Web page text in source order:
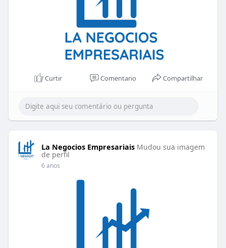
Curtir Comentario Compartilhar
La Negocios Empresariais Mudou sua imagem
de perfil
6 anos